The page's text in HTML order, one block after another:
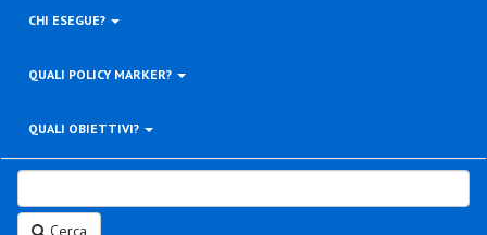
CHI ESEGUE?
QUALI POLICY MARKER?
QUALI OBIETTIVI?
Cerca